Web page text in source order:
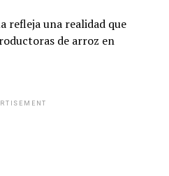
refleja una realidad que
de arroz en